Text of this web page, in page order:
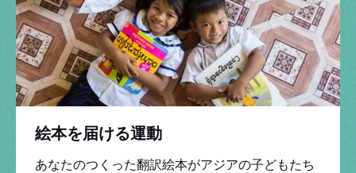
絵本を届ける運動
あなたのつくった翻訳絵本がアジアの子どもたち